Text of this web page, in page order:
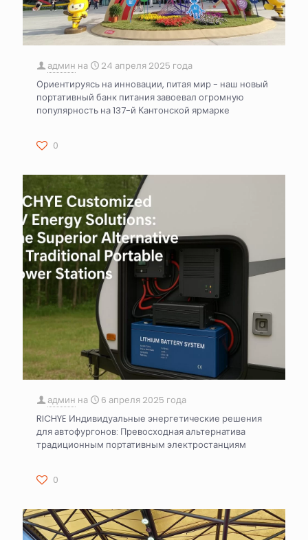
админ на
24 апреля 2025 года
Ориентируясь на инновации, питая мир - наш новый
портативный банк питания завоевал огромную
популярность на 137-й Кантонской ярмарке
0
админ на
6 апреля 2025 года
RICHYE Индивидуальные энергетические решения
для автофургонов: Превосходная альтернатива
традиционным портативным электростанциям
0